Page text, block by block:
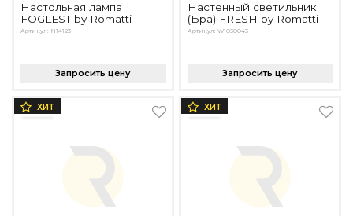
Настольная лампа
FOGLEST by Romatti
Артикул: N14123
Запросить цену
Настенный светильник
(Бра) FRESH by Romatti
Артикул: W1030043
Запросить цену
ХИТ ХИТ